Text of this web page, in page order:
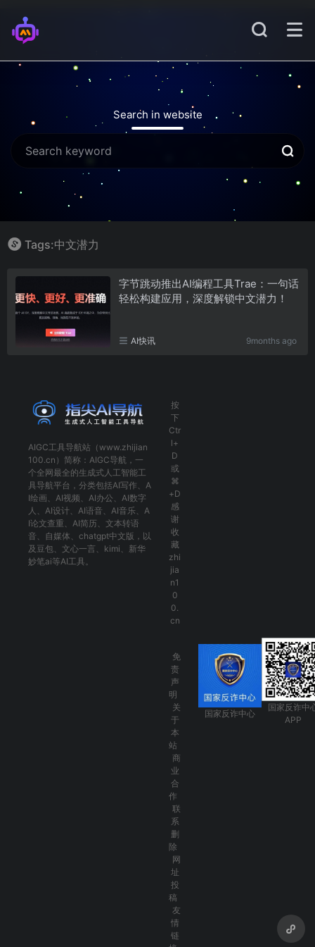
Search in website
Tags:中文潜力
字节跳动推出AI编程工具Trae：一句话
轻松构建应用，深度解锁中文潜力！
AI快讯 9months ago
AIGC工具导航站（www.zhijian
100.cn）简称： AIGC导航 ，一
个全网最全的生成式人工智能工
具导航平台，分类包括AI写作 、 A
I绘画 、 AI视频 、 AI办公 、 AI数字
人 、 AI设计、 AI语音、 AI音乐、 A
I论文查重 、 AI简历 、 文本转语
音、 自媒体 、 chatgpt中文版 ，以
及 豆包、 文心一言 、 kimi 、 新华
妙笔ai等AI工具。
按
下
Ctr
l+
D
或
⌘
+D
感
谢
收
藏
zhi
jia
n1
0
0.
cn
免
责
声
明
关
于
本
站
商
业
合
作
联
系
删
除
网
址
投
稿
友
情
链
国家反诈中心
国家反诈中
APP